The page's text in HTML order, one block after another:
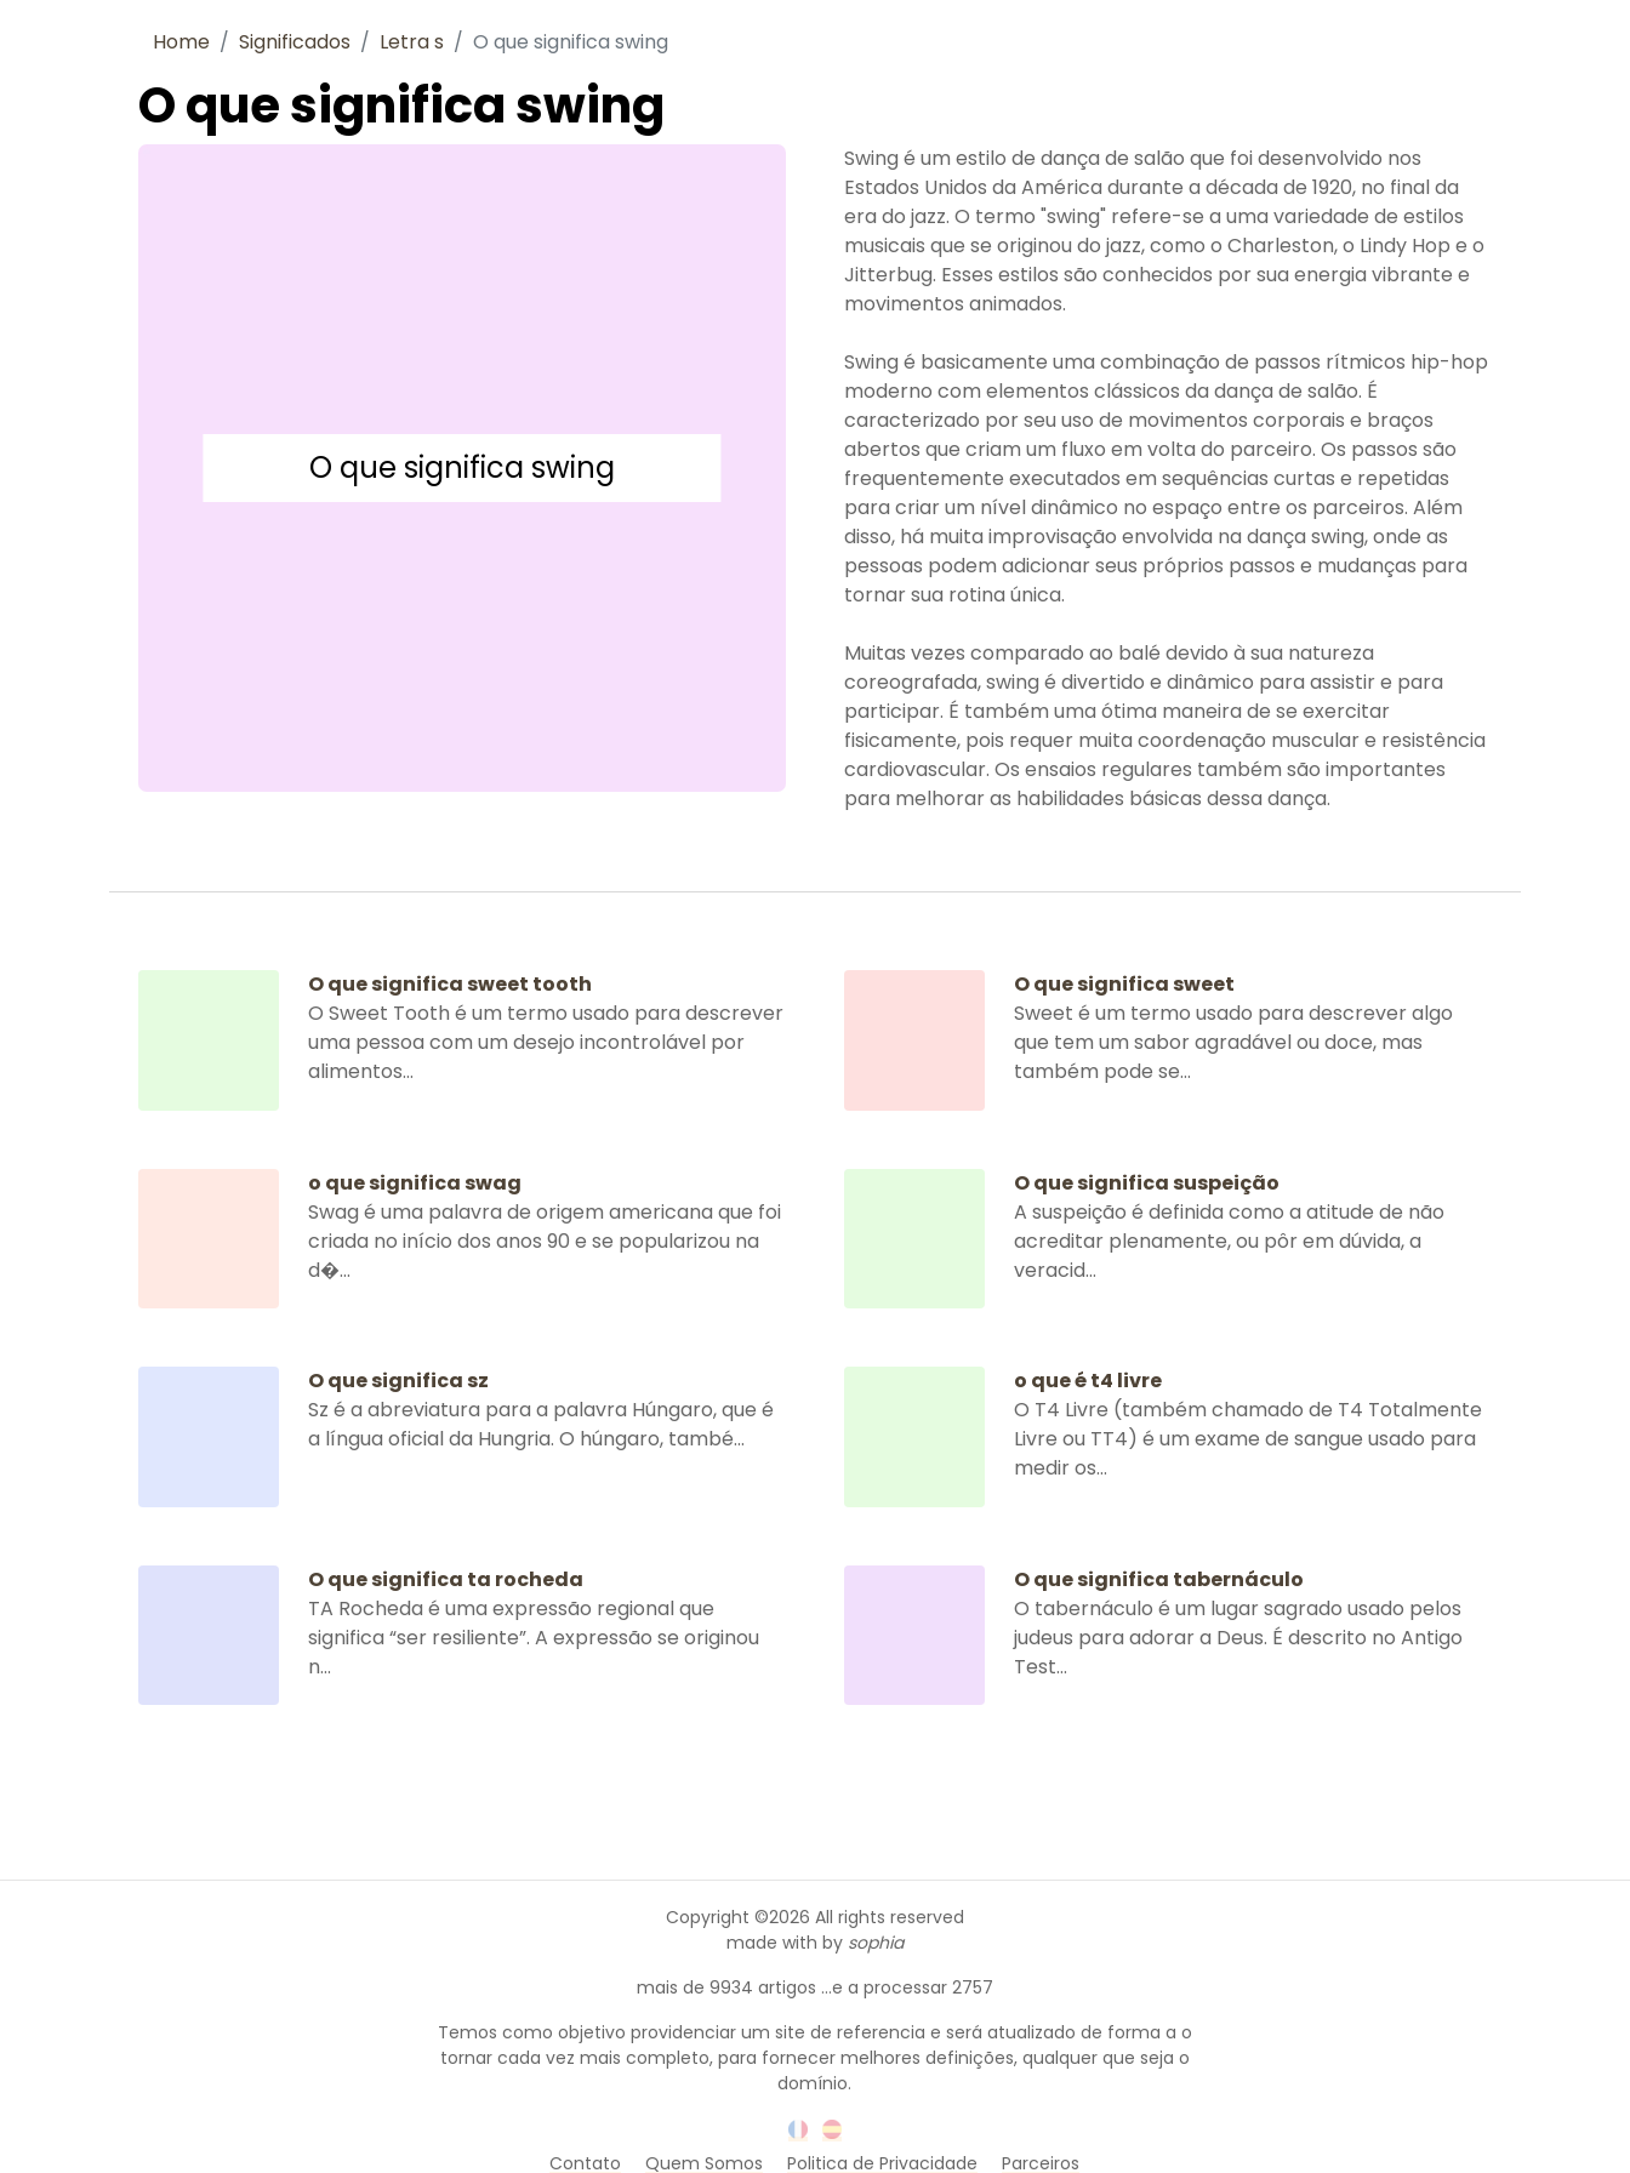
Home Significados Letra s O que significa swing
O que significa swing
O que significa swing
Swing é um estilo de dança de salão que foi desenvolvido nos
Estados Unidos da América durante a década de 1920, no final da
era do jazz. O termo "swing" refere-se a uma variedade de estilos
musicais que se originou do jazz, como o Charleston, o Lindy Hop e o
Jitterbug. Esses estilos são conhecidos por sua energia vibrante e
movimentos animados.
Swing é basicamente uma combinação de passos rítmicos hip-hop
moderno com elementos clássicos da dança de salão. É
caracterizado por seu uso de movimentos corporais e braços
abertos que criam um fluxo em volta do parceiro. Os passos são
frequentemente executados em sequências curtas e repetidas
para criar um nível dinâmico no espaço entre os parceiros. Além
disso, há muita improvisação envolvida na dança swing, onde as
pessoas podem adicionar seus próprios passos e mudanças para
tornar sua rotina única.
Muitas vezes comparado ao balé devido à sua natureza
coreografada, swing é divertido e dinâmico para assistir e para
participar. É também uma ótima maneira de se exercitar
fisicamente, pois requer muita coordenação muscular e resistência
cardiovascular. Os ensaios regulares também são importantes
para melhorar as habilidades básicas dessa dança.
O que significa sweet tooth
O Sweet Tooth é um termo usado para descrever
uma pessoa com um desejo incontrolável por
alimentos...
O que significa sweet
Sweet é um termo usado para descrever algo
que tem um sabor agradável ou doce, mas
também pode se...
o que significa swag
Swag é uma palavra de origem americana que foi
criada no início dos anos 90 e se popularizou na
d�...
O que significa suspeição
A suspeição é definida como a atitude de não
acreditar plenamente, ou pôr em dúvida, a
veracid...
O que significa sz
Sz é a abreviatura para a palavra Húngaro, que é
a língua oficial da Hungria. O húngaro, també...
o que é t4 livre
O T4 Livre (também chamado de T4 Totalmente
Livre ou TT4) é um exame de sangue usado para
medir os...
O que significa ta rocheda
TA Rocheda é uma expressão regional que
significa “ser resiliente”. A expressão se originou
n...
O que significa tabernáculo
O tabernáculo é um lugar sagrado usado pelos
judeus para adorar a Deus. É descrito no Antigo
Test...
Copyright ©2026 All rights reserved
made with by sophia
mais de 9934 artigos ...e a processar 2757
Temos como objetivo providenciar um site de referencia e será atualizado de forma a o
tornar cada vez mais completo, para fornecer melhores definições, qualquer que seja o
domínio.
Contato Quem Somos Politica de Privacidade Parceiros